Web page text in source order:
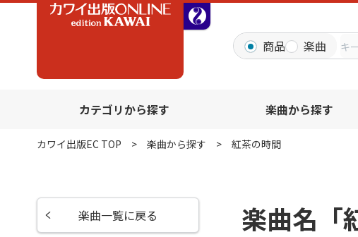
商品 楽曲
カテゴリから探す 楽曲から探す
カワイ出版EC TOP 楽曲から探す 紅茶の時間
楽曲名「
楽曲一覧に戻る